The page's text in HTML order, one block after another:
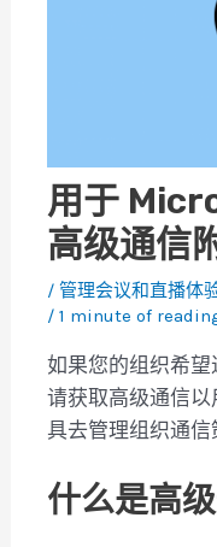
用于
高级通信
/管理会议和直播体
/1 minute of
如果您的组织希望
请获取高级通信
具去管理组织通信
什么是高级